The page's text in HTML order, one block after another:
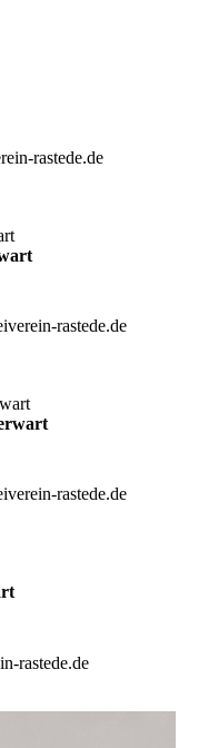
rastede.de
rastede.de
rastede.de
rastede.de